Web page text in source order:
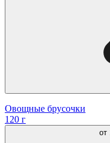
Овощные брусочки
120 г
от